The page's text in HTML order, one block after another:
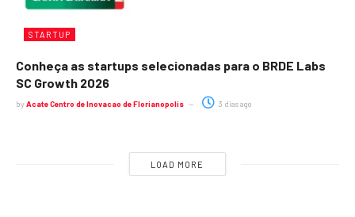
STARTUP
Conheça as startups selecionadas para o BRDE Labs
SC Growth 2026
by Acate Centro de Inovacao de Florianopolis 3 dias ago
LOAD MORE